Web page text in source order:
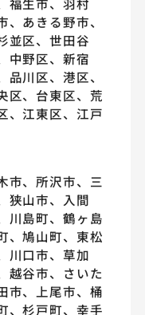
あきる野市、
並区、世田谷
中野区、新宿
川区、港区、
区、台東区、荒
、江東区、江戸
市、所沢市、三
狭山市、入間
川島町、鶴ヶ島
、鳩山町、東松
川口市、草加
越谷市、さいた
市、上尾市、桶
、杉戸町、幸手